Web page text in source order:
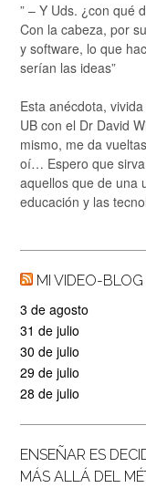
” – Y Uds. ¿con qué
Con la cabeza, por
y software, lo que
serían las ideas”
Esta anécdota,
UB con el Dr David
mismo, me da
oí… Espero que
aquellos que de una
educación y las
MI VIDEO-
3 de agosto
31 de julio
30 de julio
29 de julio
28 de julio
ENSEÑAR ES
MÁS ALLÁ DEL